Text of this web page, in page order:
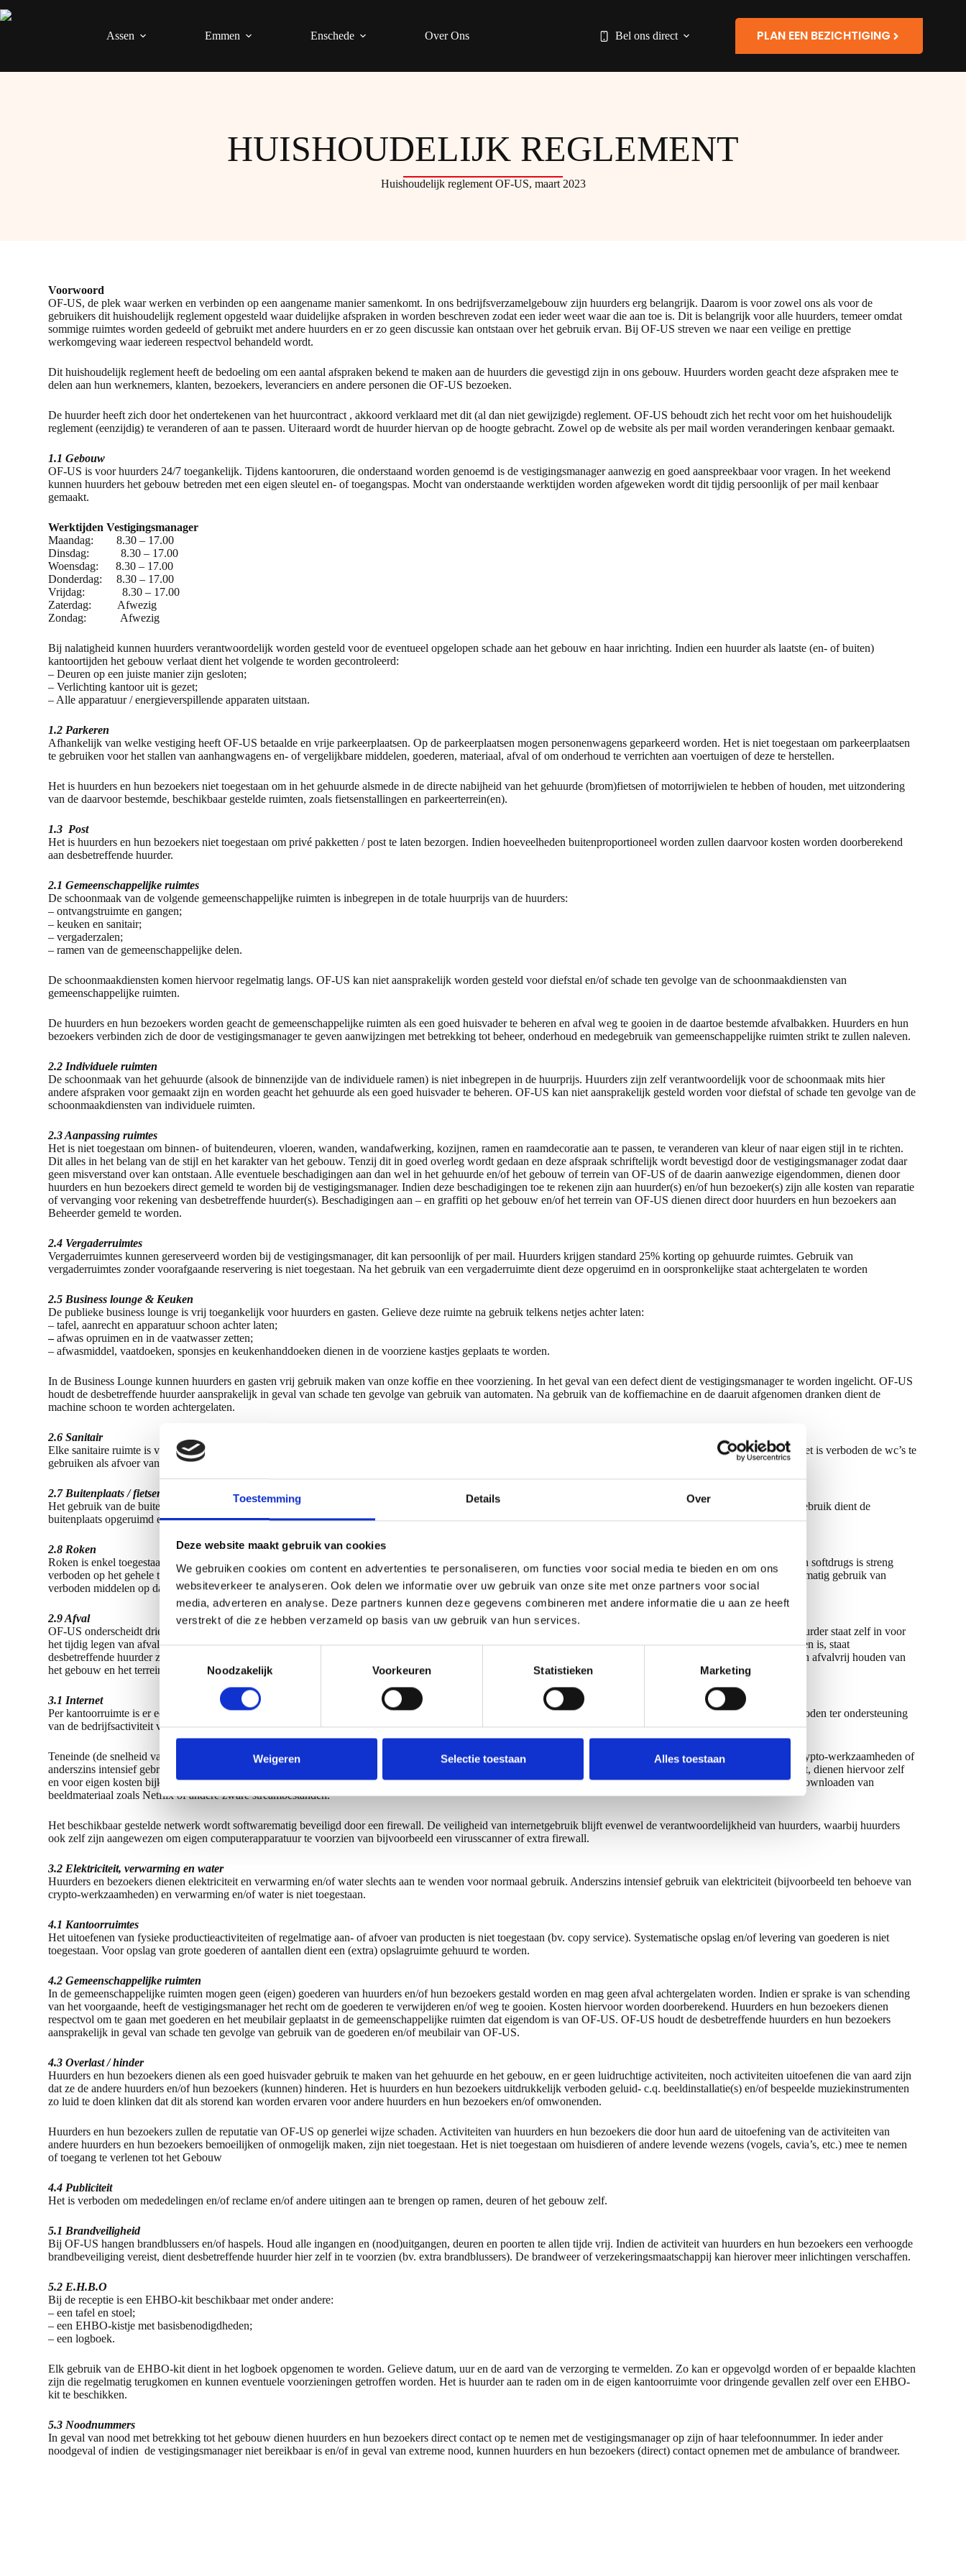
Toestemming Details Over
Deze website maakt gebruik van cookies
We gebruiken cookies om content en advertenties te personaliseren, om functies voor social media te bieden en om ons
websiteverkeer te analyseren. Ook delen we informatie over uw gebruik van onze site met onze partners voor social
media, adverteren en analyse. Deze partners kunnen deze gegevens combineren met andere informatie die u aan ze heeft
verstrekt of die ze hebben verzameld op basis van uw gebruik van hun services.
T
o
m
i
g
s
e
l
t
e
Noodzakelijk Voorkeuren Statistieken Marketing
Weigeren Selectie toestaan Alles toestaan
Assen Emmen Enschede Over Ons Bel ons direct PLAN EEN BEZICHTIGING
HUISHOUDELIJK REGLEMENT
Huishoudelijk reglement OF-US, maart 2023
Voorwoord
OF-US, de plek waar werken en verbinden op een aangename manier samenkomt. In ons bedrijfsverzamelgebouw zijn huurders erg belangrijk. Daarom is voor zowel ons als voor de
gebruikers dit huishoudelijk reglement opgesteld waar duidelijke afspraken in worden beschreven zodat een ieder weet waar die aan toe is. Dit is belangrijk voor alle huurders, temeer omdat
sommige ruimtes worden gedeeld of gebruikt met andere huurders en er zo geen discussie kan ontstaan over het gebruik ervan. Bij OF-US streven we naar een veilige en prettige
werkomgeving waar iedereen respectvol behandeld wordt.
Dit huishoudelijk reglement heeft de bedoeling om een aantal afspraken bekend te maken aan de huurders die gevestigd zijn in ons gebouw. Huurders worden geacht deze afspraken mee te
delen aan hun werknemers, klanten, bezoekers, leveranciers en andere personen die OF-US bezoeken.
De huurder heeft zich door het ondertekenen van het huurcontract , akkoord verklaard met dit (al dan niet gewijzigde) reglement. OF-US behoudt zich het recht voor om het huishoudelijk
reglement (eenzijdig) te veranderen of aan te passen. Uiteraard wordt de huurder hiervan op de hoogte gebracht. Zowel op de website als per mail worden veranderingen kenbaar gemaakt.
1.1 Gebouw
OF-US is voor huurders 24/7 toegankelijk. Tijdens kantooruren, die onderstaand worden genoemd is de vestigingsmanager aanwezig en goed aanspreekbaar voor vragen. In het weekend
kunnen huurders het gebouw betreden met een eigen sleutel en- of toegangspas. Mocht van onderstaande werktijden worden afgeweken wordt dit tijdig persoonlijk of per mail kenbaar
gemaakt.
Werktijden Vestigingsmanager
Maandag: 8.30 – 17.00
Dinsdag: 8.30 – 17.00
Woensdag: 8.30 – 17.00
Donderdag: 8.30 – 17.00
Vrijdag: 8.30 – 17.00
Zaterdag: Afwezig
Zondag: Afwezig
Bij nalatigheid kunnen huurders verantwoordelijk worden gesteld voor de eventueel opgelopen schade aan het gebouw en haar inrichting. Indien een huurder als laatste (en- of buiten)
kantoortijden het gebouw verlaat dient het volgende te worden gecontroleerd:
– Deuren op een juiste manier zijn gesloten;
– Verlichting kantoor uit is gezet;
– Alle apparatuur / energieverspillende apparaten uitstaan.
1.2 Parkeren
Afhankelijk van welke vestiging heeft OF-US betaalde en vrije parkeerplaatsen. Op de parkeerplaatsen mogen personenwagens geparkeerd worden. Het is niet toegestaan om parkeerplaatsen
te gebruiken voor het stallen van aanhangwagens en- of vergelijkbare middelen, goederen, materiaal, afval of om onderhoud te verrichten aan voertuigen of deze te herstellen.
Het is huurders en hun bezoekers niet toegestaan om in het gehuurde alsmede in de directe nabijheid van het gehuurde (brom)fietsen of motorrijwielen te hebben of houden, met uitzondering
van de daarvoor bestemde, beschikbaar gestelde ruimten, zoals fietsenstallingen en parkeerterrein(en).
1.3 Post
Het is huurders en hun bezoekers niet toegestaan om privé pakketten / post te laten bezorgen. Indien hoeveelheden buitenproportioneel worden zullen daarvoor kosten worden doorberekend
aan desbetreffende huurder.
2.1 Gemeenschappelijke ruimtes
De schoonmaak van de volgende gemeenschappelijke ruimten is inbegrepen in de totale huurprijs van de huurders:
– ontvangstruimte en gangen;
– keuken en sanitair;
– vergaderzalen;
– ramen van de gemeenschappelijke delen.
De schoonmaakdiensten komen hiervoor regelmatig langs. OF-US kan niet aansprakelijk worden gesteld voor diefstal en/of schade ten gevolge van de schoonmaakdiensten van
gemeenschappelijke ruimten.
De huurders en hun bezoekers worden geacht de gemeenschappelijke ruimten als een goed huisvader te beheren en afval weg te gooien in de daartoe bestemde afvalbakken. Huurders en hun
bezoekers verbinden zich de door de vestigingsmanager te geven aanwijzingen met betrekking tot beheer, onderhoud en medegebruik van gemeenschappelijke ruimten strikt te zullen naleven.
2.2 Individuele ruimten
De schoonmaak van het gehuurde (alsook de binnenzijde van de individuele ramen) is niet inbegrepen in de huurprijs. Huurders zijn zelf verantwoordelijk voor de schoonmaak mits hier
andere afspraken voor gemaakt zijn en worden geacht het gehuurde als een goed huisvader te beheren. OF-US kan niet aansprakelijk gesteld worden voor diefstal of schade ten gevolge van de
schoonmaakdiensten van individuele ruimten.
2.3 Aanpassing ruimtes
Het is niet toegestaan om binnen- of buitendeuren, vloeren, wanden, wandafwerking, kozijnen, ramen en raamdecoratie aan te passen, te veranderen van kleur of naar eigen stijl in te richten.
Dit alles in het belang van de stijl en het karakter van het gebouw. Tenzij dit in goed overleg wordt gedaan en deze afspraak schriftelijk wordt bevestigd door de vestigingsmanager zodat daar
geen misverstand over kan ontstaan. Alle eventuele beschadigingen aan dan wel in het gehuurde en/of het gebouw of terrein van OF-US of de daarin aanwezige eigendommen, dienen door
huurders en hun bezoekers direct gemeld te worden bij de vestigingsmanager. Indien deze beschadigingen toe te rekenen zijn aan huurder(s) en/of hun bezoeker(s) zijn alle kosten van reparatie
of vervanging voor rekening van desbetreffende huurder(s). Beschadigingen aan – en graffiti op het gebouw en/of het terrein van OF-US dienen direct door huurders en hun bezoekers aan
Beheerder gemeld te worden.
2.4 Vergaderruimtes
Vergaderruimtes kunnen gereserveerd worden bij de vestigingsmanager, dit kan persoonlijk of per mail. Huurders krijgen standard 25% korting op gehuurde ruimtes. Gebruik van
vergaderruimtes zonder voorafgaande reservering is niet toegestaan. Na het gebruik van een vergaderruimte dient deze opgeruimd en in oorspronkelijke staat achtergelaten te worden
2.5 Business lounge & Keuken
De publieke business lounge is vrij toegankelijk voor huurders en gasten. Gelieve deze ruimte na gebruik telkens netjes achter laten:
– tafel, aanrecht en apparatuur schoon achter laten;
–afwas opruimen en in de vaatwasser zetten;
– afwasmiddel, vaatdoeken, sponsjes en keukenhanddoeken dienen in de voorziene kastjes geplaats te worden.
In de Business Lounge kunnen huurders en gasten vrij gebruik maken van onze koffie en thee voorziening. In het geval van een defect dient de vestigingsmanager te worden ingelicht. OF-US
houdt de desbetreffende huurder aansprakelijk in geval van schade ten gevolge van gebruik van automaten. Na gebruik van de koffiemachine en de daaruit afgenomen dranken dient de
machine schoon te worden achtergelaten.
2.6 Sanitair
Elke sanitaire ruimte is voorzien van wc-papier, zeep en een handdoek, en is slechts geschikt voor normaal gebruik. Gelieve het sanitair steeds schoon achter te laten. Het is verboden de wc’s te
gebruiken als afvoer van (bedrijfsmatige) afvalstoffen anders dan wc-papier.
2.7 Buitenplaats / fietsenstalling
Het gebruik van de buitenruimtes door huurders en of hun bezoekers mag nimmer leiden tot belemmering of verstoring van andere huurders en of hun bezoekers. Na gebruik dient de
buitenplaats opgeruimd en in oorspronkelijke staat achtergelaten te worden door de desbetreffende gebruikers.
2.8 Roken
Roken is enkel toegestaan buiten het gebouw en niet aan de voorzijde of voordeur. Gelieve sigaretten opruimen en niet rondom het gebouw weggooien, het gebruik van softdrugs is streng
verboden op het gehele terrein. Indien laatstgenoemde niet wordt nageleefd is de vestigingsmanager vrij om een waarschuwing te geven voor stank, overlast en onrechtmatig gebruik van
verboden middelen op daarvoor niet bestemde plaatsen.
2.9 Afval
OF-US onderscheidt drie soorten huishoudelijk afval: restafval, papier/karton en glas. Huurders dienen het afval juist te sorteren en aan te bieden aan de vuilophaal. Huurder staat zelf in voor
het tijdig legen van afvalmanden in de daarvoor voorziene containers. Indien de ophaaldiensten het afval van een huurder niet meenemen omdat het niet juist aangeboden is, staat
desbetreffende huurder zelf in voor het verwijderen en het opnieuw aanbieden van het afval. OF-US verwacht van huurders dat zij actief meewerken aan het schoon- en afvalvrij houden van
het gebouw en het terrein van OF-US.
3.1 Internet
Per kantoorruimte is er een (WIFI-)aansluiting op het internet beschikbaar. Eventuele utp-kabels dienen huurders zelf te verzorgen. De internetverbinding wordt aangeboden ter ondersteuning
van de bedrijfsactiviteit voor e-mailverkeer en regelmatig internetverkeer.
Teneinde (de snelheid van) het door OF-US beschikbaar gestelde internet te maximaliseren, dienen huurders en hun bezoekers geen gebruik te maken van intensieve crypto-werkzaamheden of
anderszins intensief gebruik van het door OF-US beschikbaar gestelde internet. Huurders en hun bezoekers die dergelijk intensief gebruik wensen te maken van internet, dienen hiervoor zelf
en voor eigen kosten bijkomend internet af te sluiten. Het door OF-US beschikbaar gestelde internet is tevens niet bedoeld voor zogenaamde ‘heavy-users’, ofwel het downloaden van
beeldmateriaal zoals Netflix of andere zware streambestanden.
Het beschikbaar gestelde netwerk wordt softwarematig beveiligd door een firewall. De veiligheid van internetgebruik blijft evenwel de verantwoordelijkheid van huurders, waarbij huurders
ook zelf zijn aangewezen om eigen computerapparatuur te voorzien van bijvoorbeeld een virusscanner of extra firewall.
3.2 Elektriciteit, verwarming en water
Huurders en bezoekers dienen elektriciteit en verwarming en/of water slechts aan te wenden voor normaal gebruik. Anderszins intensief gebruik van elektriciteit (bijvoorbeeld ten behoeve van
crypto-werkzaamheden) en verwarming en/of water is niet toegestaan.
4.1 Kantoorruimtes
Het uitoefenen van fysieke productieactiviteiten of regelmatige aan- of afvoer van producten is niet toegestaan (bv. copy service). Systematische opslag en/of levering van goederen is niet
toegestaan. Voor opslag van grote goederen of aantallen dient een (extra) opslagruimte gehuurd te worden.
4.2 Gemeenschappelijke ruimten
In de gemeenschappelijke ruimten mogen geen (eigen) goederen van huurders en/of hun bezoekers gestald worden en mag geen afval achtergelaten worden. Indien er sprake is van schending
van het voorgaande, heeft de vestigingsmanager het recht om de goederen te verwijderen en/of weg te gooien. Kosten hiervoor worden doorberekend. Huurders en hun bezoekers dienen
respectvol om te gaan met goederen en het meubilair geplaatst in de gemeenschappelijke ruimten dat eigendom is van OF-US. OF-US houdt de desbetreffende huurders en hun bezoekers
aansprakelijk in geval van schade ten gevolge van gebruik van de goederen en/of meubilair van OF-US.
4.3 Overlast / hinder
Huurders en hun bezoekers dienen als een goed huisvader gebruik te maken van het gehuurde en het gebouw, en er geen luidruchtige activiteiten, noch activiteiten uitoefenen die van aard zijn
dat ze de andere huurders en/of hun bezoekers (kunnen) hinderen. Het is huurders en hun bezoekers uitdrukkelijk verboden geluid- c.q. beeldinstallatie(s) en/of bespeelde muziekinstrumenten
zo luid te doen klinken dat dit als storend kan worden ervaren voor andere huurders en hun bezoekers en/of omwonenden.
Huurders en hun bezoekers zullen de reputatie van OF-US op generlei wijze schaden. Activiteiten van huurders en hun bezoekers die door hun aard de uitoefening van de activiteiten van
andere huurders en hun bezoekers bemoeilijken of onmogelijk maken, zijn niet toegestaan. Het is niet toegestaan om huisdieren of andere levende wezens (vogels, cavia’s, etc.) mee te nemen
of toegang te verlenen tot het Gebouw
4.4 Publiciteit
Het is verboden om mededelingen en/of reclame en/of andere uitingen aan te brengen op ramen, deuren of het gebouw zelf.
5.1 Brandveiligheid
Bij OF-US hangen brandblussers en/of haspels. Houd alle ingangen en (nood)uitgangen, deuren en poorten te allen tijde vrij. Indien de activiteit van huurders en hun bezoekers een verhoogde
brandbeveiliging vereist, dient desbetreffende huurder hier zelf in te voorzien (bv. extra brandblussers). De brandweer of verzekeringsmaatschappij kan hierover meer inlichtingen verschaffen.
5.2 E.H.B.O
Bij de receptie is een EHBO-kit beschikbaar met onder andere:
– een tafel en stoel;
– een EHBO-kistje met basisbenodigdheden;
– een logboek.
Elk gebruik van de EHBO-kit dient in het logboek opgenomen te worden. Gelieve datum, uur en de aard van de verzorging te vermelden. Zo kan er opgevolgd worden of er bepaalde klachten
zijn die regelmatig terugkomen en kunnen eventuele voorzieningen getroffen worden. Het is huurder aan te raden om in de eigen kantoorruimte voor dringende gevallen zelf over een EHBO-
kit te beschikken.
5.3 Noodnummers
In geval van nood met betrekking tot het gebouw dienen huurders en hun bezoekers direct contact op te nemen met de vestigingsmanager op zijn of haar telefoonnummer. In ieder ander
noodgeval of indien de vestigingsmanager niet bereikbaar is en/of in geval van extreme nood, kunnen huurders en hun bezoekers (direct) contact opnemen met de ambulance of brandweer.